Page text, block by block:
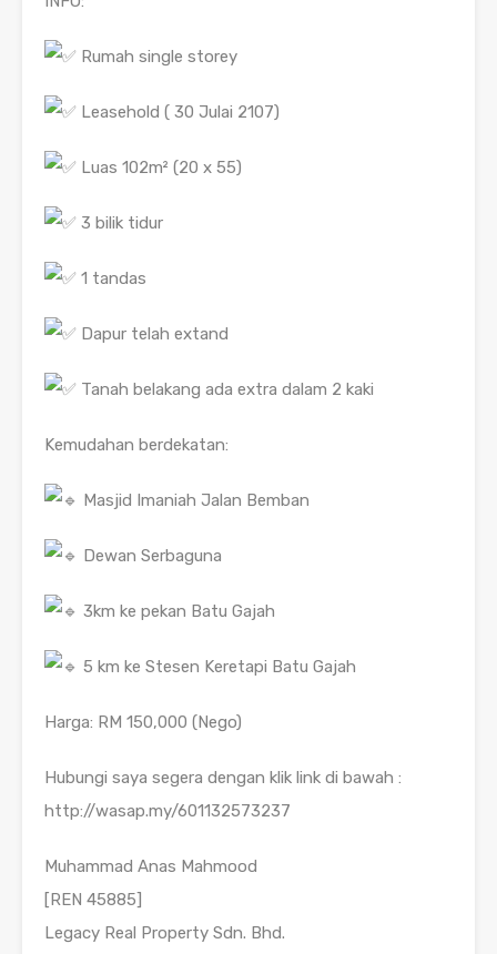
Rumah single storey
Leasehold ( 30 Julai 2107)
Luas 102m² (20 x 55)
3 bilik tidur
1 tandas
Dapur telah extand
Tanah belakang ada extra dalam 2 kaki
Kemudahan berdekatan:
Masjid Imaniah Jalan Bemban
Dewan Serbaguna
3km ke pekan Batu Gajah
5 km ke Stesen Keretapi Batu Gajah
Harga: RM 150,000 (Nego)
Hubungi saya segera dengan klik link di bawah :
http://wasap.my/601132573237
Muhammad Anas Mahmood
[REN 45885]
Legacy Real Property Sdn. Bhd.